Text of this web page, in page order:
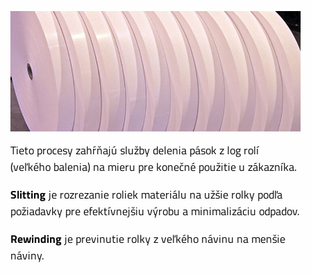
Tieto procesy zahŕňajú služby delenia pások z log rolí
(veľkého balenia) na mieru pre konečné použitie u zákazníka.
Slitting je rozrezanie roliek materiálu na užšie rolky podľa
požiadavky pre efektívnejšiu výrobu a minimalizáciu odpadov.
Rewinding je previnutie rolky z veľkého návinu na menšie
náviny.